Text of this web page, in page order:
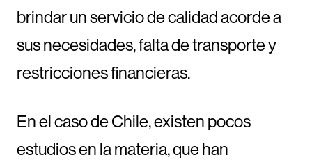
brindar un servicio de calidad acorde a
sus necesidades, falta de transporte y
restricciones financieras.
En el caso de Chile, existen pocos
estudios en la materia, que han